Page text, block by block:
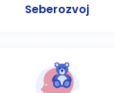
Seberozvoj